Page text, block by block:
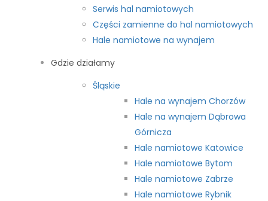
Serwis hal namiotowych
Części zamienne do hal namiotowych
Hale namiotowe na wynajem
Gdzie działamy
Śląskie
Hale na wynajem Chorzów
Hale na wynajem Dąbrowa
Górnicza
Hale namiotowe Katowice
Hale namiotowe Bytom
Hale namiotowe Zabrze
Hale namiotowe Rybnik